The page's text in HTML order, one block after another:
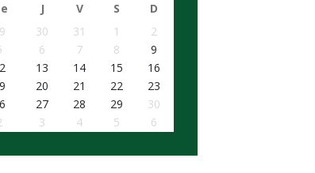
J V S
D
30 31 1
2
6 7 8
9
13 14 15
16
20 21 22
23
27 28 29
30
3 4 5 6